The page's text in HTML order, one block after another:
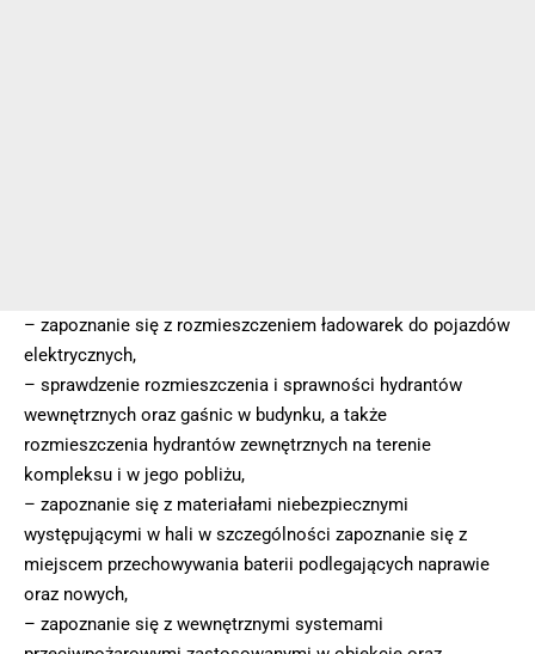
– zapoznanie się z rozmieszczeniem ładowarek do pojazdów
elektrycznych,
– sprawdzenie rozmieszczenia i sprawności hydrantów
wewnętrznych oraz gaśnic w budynku, a także
rozmieszczenia hydrantów zewnętrznych na terenie
kompleksu i w jego pobliżu,
– zapoznanie się z materiałami niebezpiecznymi
występującymi w hali w szczególności zapoznanie się z
miejscem przechowywania baterii podlegających naprawie
oraz nowych,
– zapoznanie się z wewnętrznymi systemami